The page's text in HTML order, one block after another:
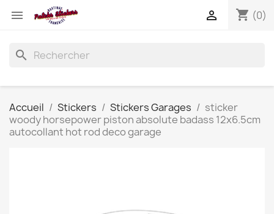
 shopping_cart (0)

search
Accueil Stickers Stickers Garages
sticker
woody horsepower piston absolute badass 12x6.5cm
autocollant hot rod deco garage